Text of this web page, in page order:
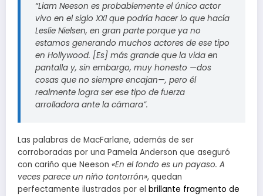
“Liam Neeson es probablemente el único actor
vivo en el siglo XXI que podría hacer lo que hacía
Leslie Nielsen, en gran parte porque ya no
estamos generando muchos actores de ese tipo
en Hollywood. [Es] más grande que la vida en
pantalla y, sin embargo, muy honesto —dos
cosas que no siempre encajan—, pero él
realmente logra ser ese tipo de fuerza
arrolladora ante la cámara”.
Las palabras de MacFarlane, además de ser
corroboradas por una Pamela Anderson que aseguró
con cariño que Neeson «En el fondo es un payaso. A
veces parece un niño tontorrón», quedan
perfectamente ilustradas por el brillante fragmento de